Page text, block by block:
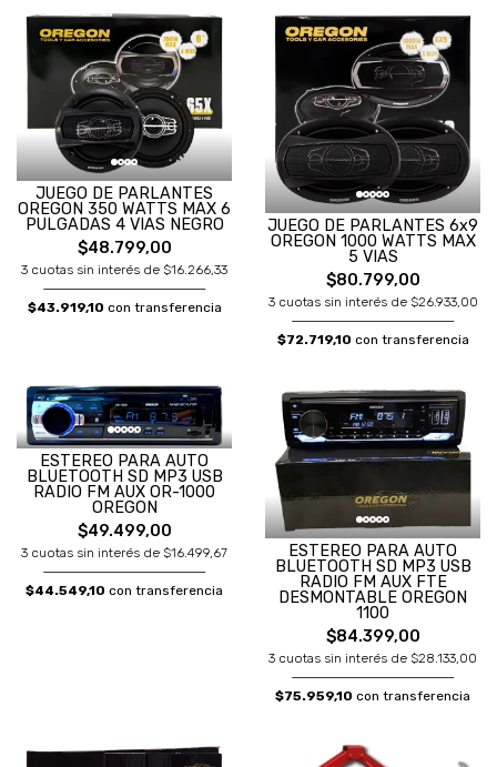
JUEGO DE PARLANTES
OREGON 350 WATTS MAX 6
PULGADAS 4 VIAS NEGRO
$48.799,00
3 cuotas sin interés de $16.266,33
$43.919,10 con transferencia
JUEGO DE PARLANTES 6x9
OREGON 1000 WATTS MAX
5 VIAS
$80.799,00
3 cuotas sin interés de $26.933,00
$72.719,10 con transferencia
ESTEREO PARA AUTO
BLUETOOTH SD MP3 USB
RADIO FM AUX OR-1000
OREGON
$49.499,00
3 cuotas sin interés de $16.499,67
$44.549,10 con transferencia
ESTEREO PARA AUTO
BLUETOOTH SD MP3 USB
RADIO FM AUX FTE
DESMONTABLE OREGON
1100
$84.399,00
3 cuotas sin interés de $28.133,00
$75.959,10 con transferencia